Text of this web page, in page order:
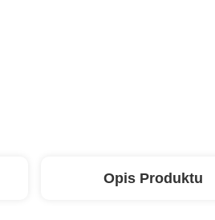
Opis Produktu